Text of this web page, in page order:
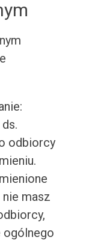
odbiorcy
masz
ogólnego